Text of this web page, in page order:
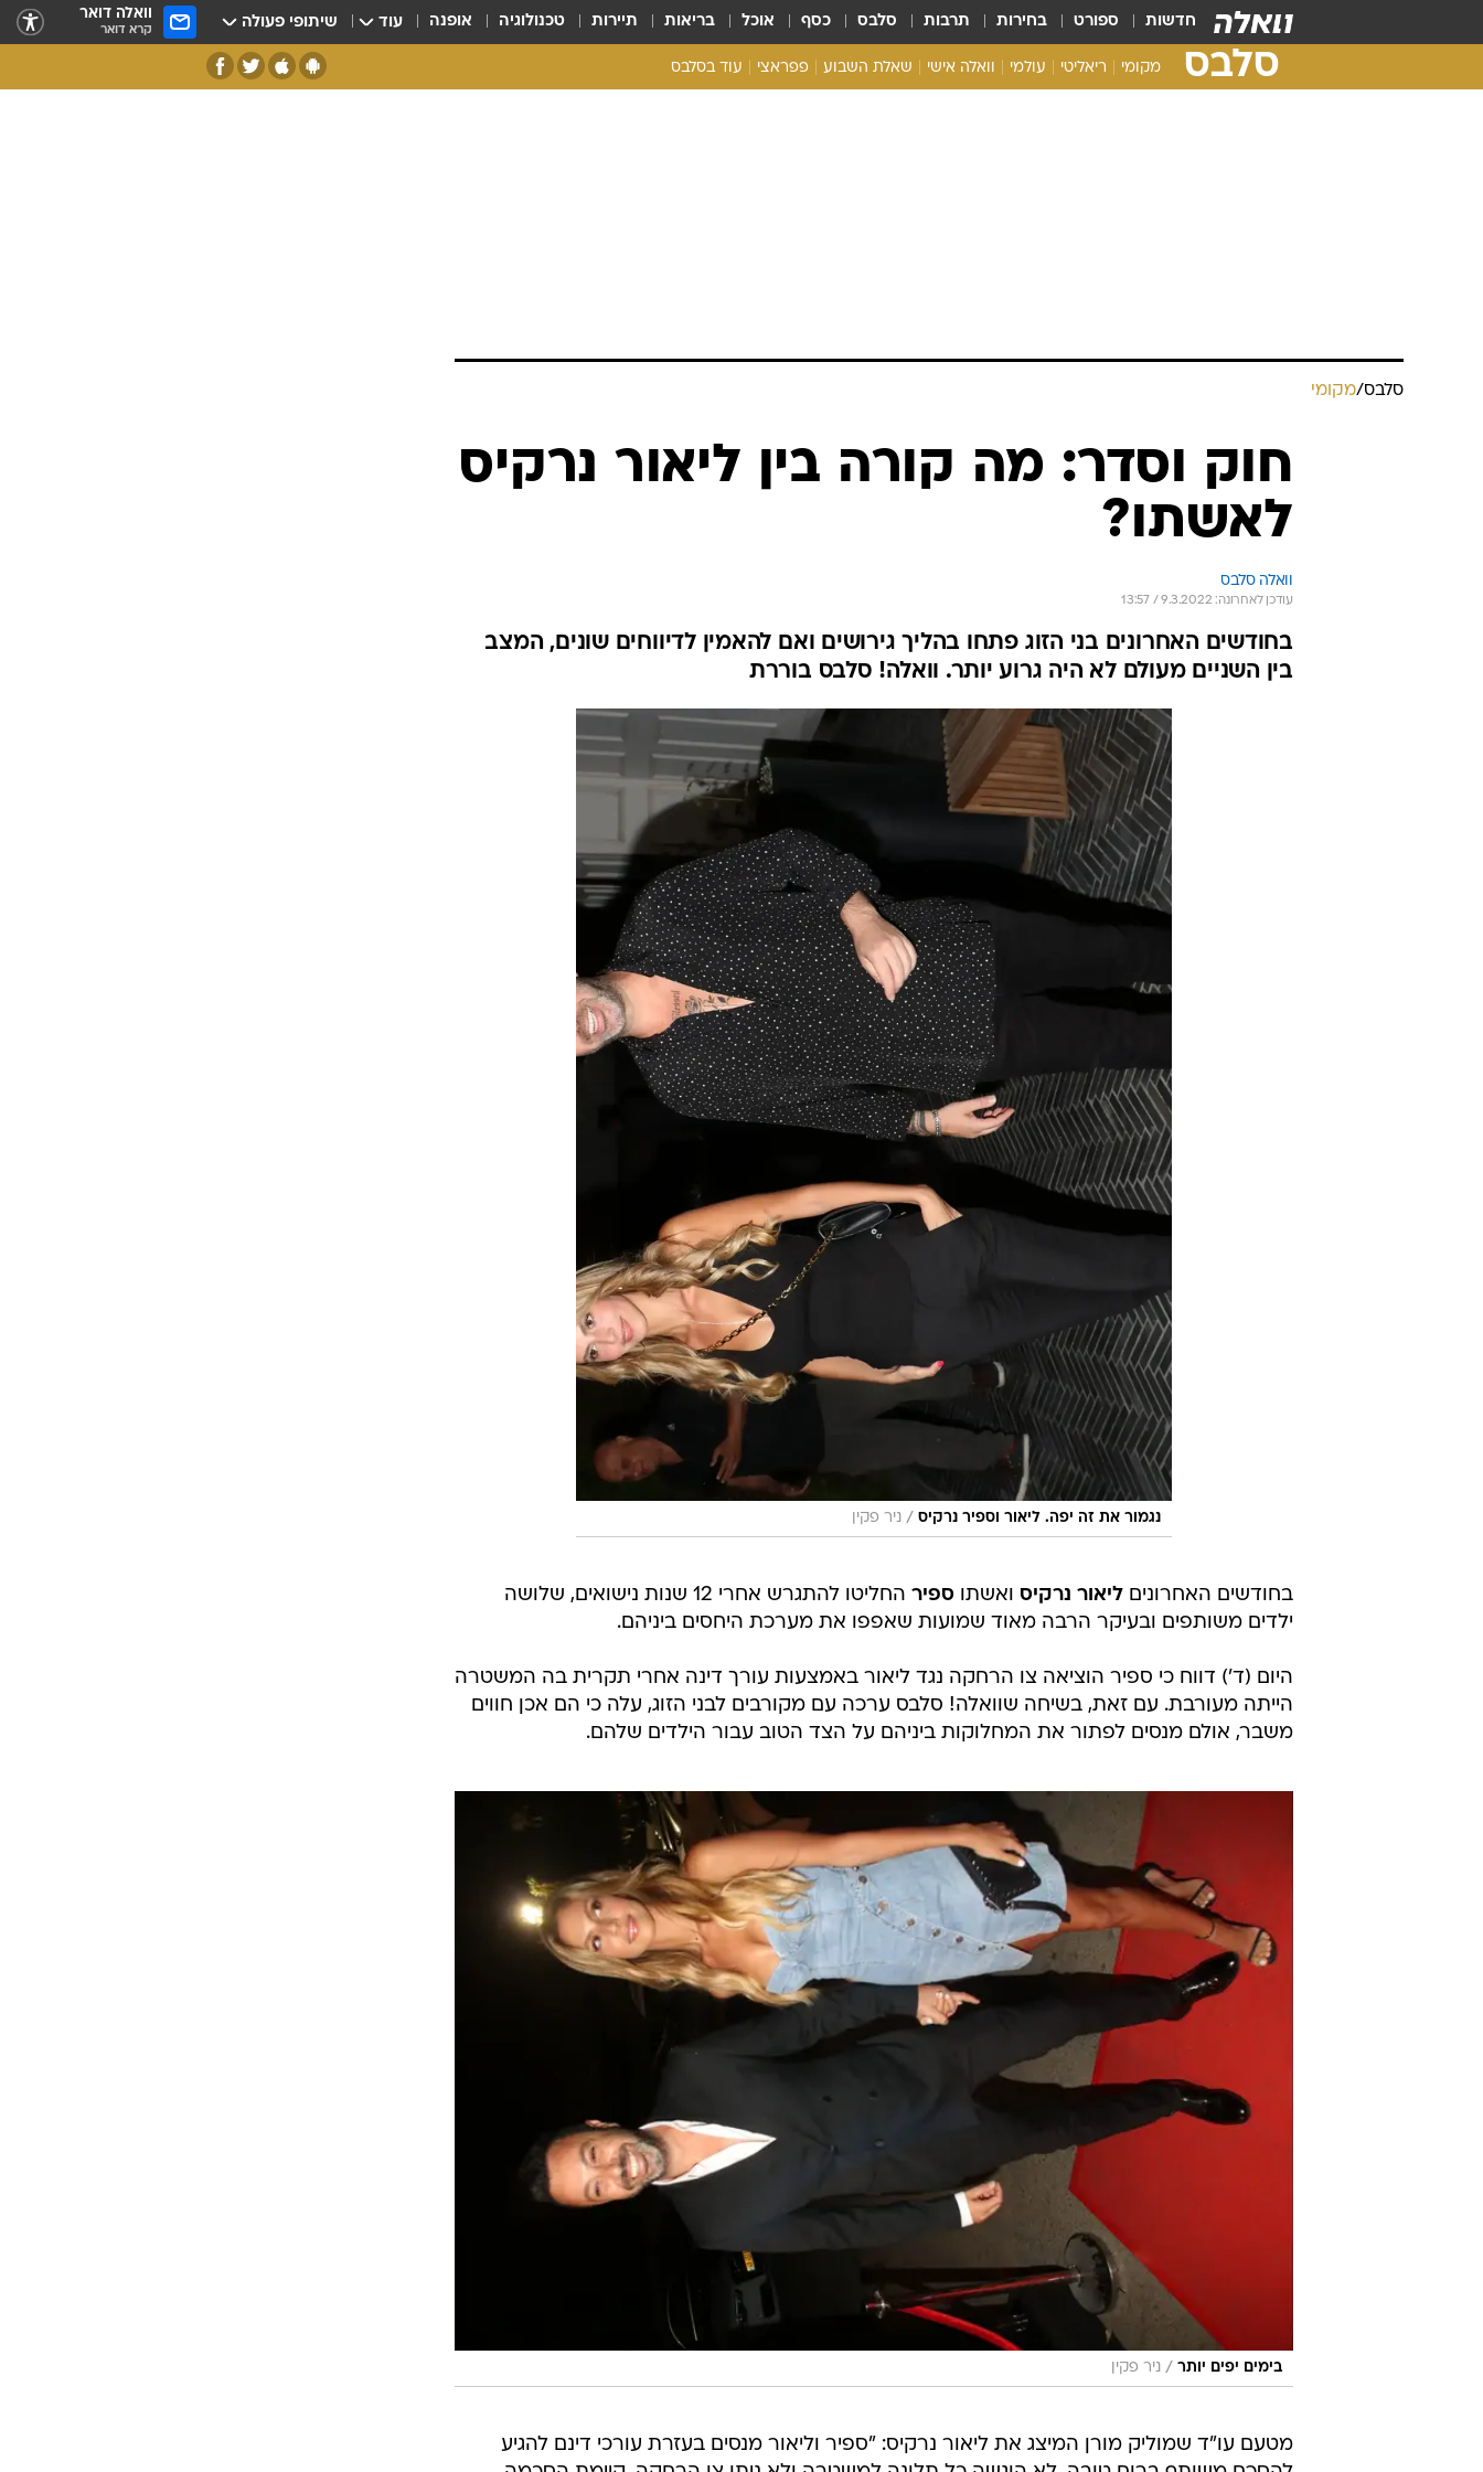
חדשות ספורט בחירות תרבות סלבס כסף אוכל בריאות תיירות טכנולוגיה אופנה עוד שיתופי פעולה וואלה דואר
קרא דואר
סלבס מקומי ריאליטי עולמי וואלה אישי שאלת השבוע פפראצי עוד בסלבס
סלבס/מקומי
חוק וסדר: מה קורה בין ליאור נרקיס
לאשתו?
וואלה סלבס
עודכן לאחרונה: 9.3.2022 / 13:57
בחודשים האחרונים בני הזוג פתחו בהליך גירושים ואם להאמין לדיווחים שונים, המצב
בין השניים מעולם לא היה גרוע יותר. וואלה! סלבס בוררת
נגמור את זה יפה. ליאור וספיר נרקיס / ניר פקין
בחודשים האחרונים ליאור נרקיס ואשתו ספיר
החליטו להתגרש אחרי 12 שנות נישואים, שלושה
ילדים משותפים ובעיקר הרבה מאוד שמועות שאפפו את מערכת היחסים ביניהם.
היום (ד') דווח כי ספיר הוציאה צו הרחקה נגד ליאור באמצעות עורך דינה אחרי תקרית בה המשטרה
הייתה מעורבת. עם זאת, בשיחה שוואלה! סלבס ערכה עם מקורבים לבני הזוג, עלה כי הם אכן חווים
משבר, אולם מנסים לפתור את המחלוקות ביניהם על הצד הטוב עבור הילדים שלהם.
בימים יפים יותר / ניר פקין
מטעם עו"ד שמוליק מורן המיצג את ליאור נרקיס: "ספיר וליאור מנסים בעזרת עורכי דינם להגיע